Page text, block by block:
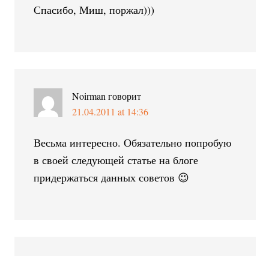
Спасибо, Миш, поржал)))
Noirman говорит
21.04.2011 at 14:36
Весьма интересно. Обязательно попробую
в своей следующей статье на блоге
придержаться данных советов 😉